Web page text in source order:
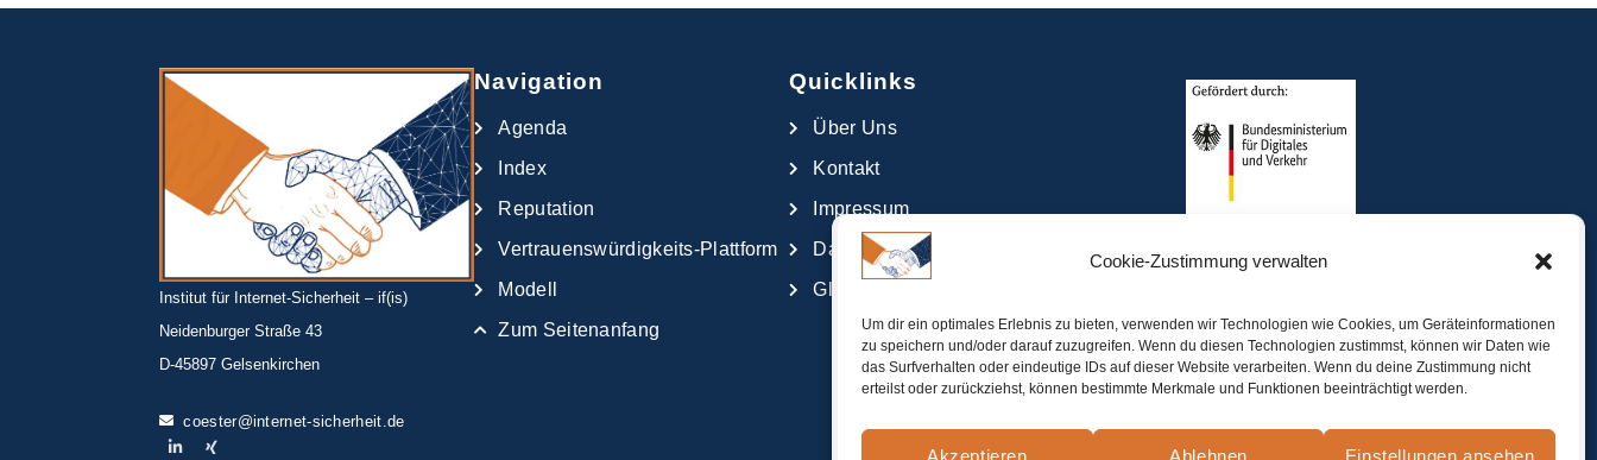
Cookie-Zustimmung verwalten
Um dir ein optimales Erlebnis zu bieten, verwenden wir Technologien wie Cookies, um Geräteinformationen
zu speichern und/oder darauf zuzugreifen. Wenn du diesen Technologien zustimmst, können wir Daten wie
das Surfverhalten oder eindeutige IDs auf dieser Website verarbeiten. Wenn du deine Zustimmung nicht
erteilst oder zurückziehst, können bestimmte Merkmale und Funktionen beeinträchtigt werden.
Akzeptieren Ablehnen Einstellungen ansehen
Institut für Internet-Sicherheit – if(is)
Neidenburger Straße 43
D-45897 Gelsenkirchen
coester@internet-sicherheit.de
Navigation
Agenda
Index
Reputation
Vertrauenswürdigkeits-Plattform
Modell
Zum Seitenanfang
Quicklinks
Über Uns
Kontakt
Impressum
Datenschutzerklärung
Glossar